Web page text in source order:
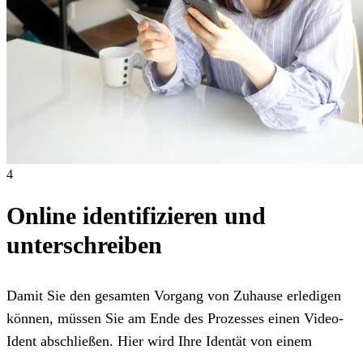
4
Online identifizieren und
unterschreiben
Damit Sie den gesamten Vorgang von Zuhause erledigen
können, müssen Sie am Ende des Prozesses einen Video-
Ident abschließen. Hier wird Ihre Identät von einem